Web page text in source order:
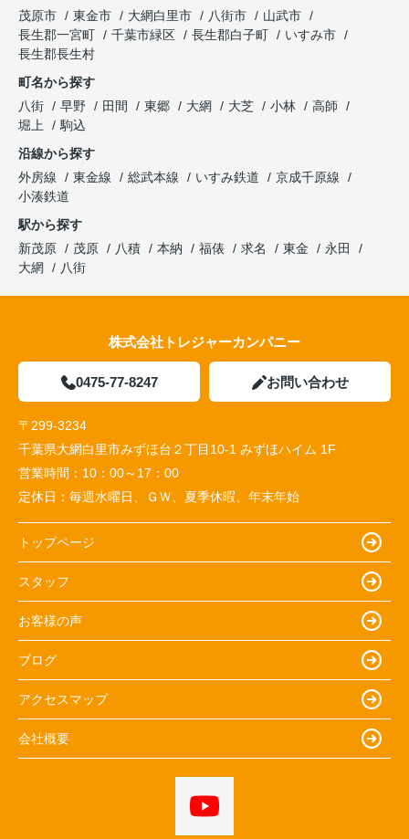
茂原市
東金市 大網白里市 八街市
山武市
長生郡一宮町
千葉市緑区 長生郡白子町
いすみ市
長生郡長生村
町名から探す
八街
早野 田間 東郷 大網 大芝 小林
高師
堀上
駒込
沿線から探す
外房線
東金線 総武本線 いすみ鉄道
京成千原線
小湊鉄道
駅から探す
新茂原
茂原 八積 本納 福俵 求名 東金
永田
大網
八街
株式会社トレジャーカンパニー
0475-77-8247 お問い合わせ
〒299-3234
千葉県大網白里市みずほ台２丁目10-1 みずほハイム 1F
営業時間： 10：00～17：00
定休日： 毎週水曜日、ＧＷ、夏季休暇、年末年始
トップページ
スタッフ
お客様の声
ブログ
アクセスマップ
会社概要